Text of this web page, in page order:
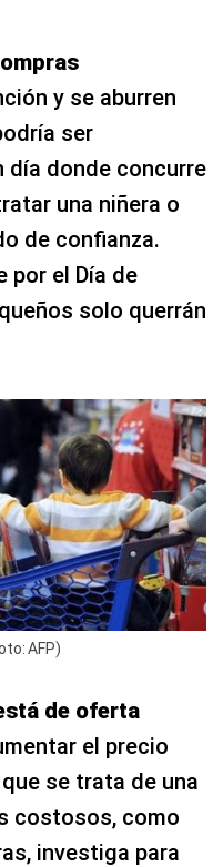
y se aburren
ser
día donde concurre
una niñera o
de confianza.
por el Día de
solo querrán
AFP)
de oferta
el precio
se trata de una
costosos, como
investiga para